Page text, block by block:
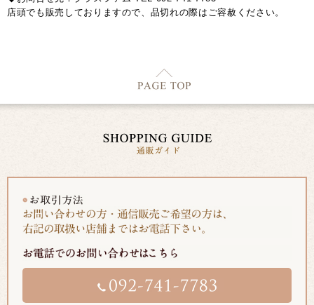
店頭でも販売しておりますので、品切れの際はご容赦ください。